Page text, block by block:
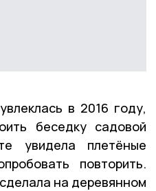
в 2016 году,
беседку садовой
увидела плетёные
повторить.
на деревянном